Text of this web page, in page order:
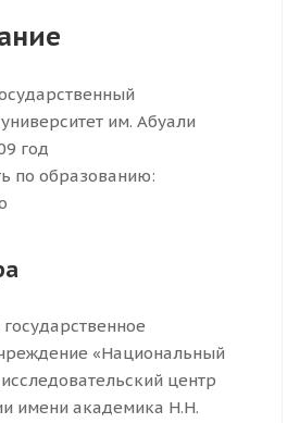
им. Абуали
год
по образованию:
«Национальный
центр
имени академика Н.Н.